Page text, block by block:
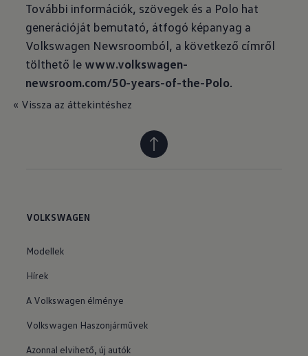
További információk, szövegek és a Polo hat
generációját bemutató, átfogó képanyag a
Volkswagen Newsroomból, a következő címről
tölthető le www.volkswagen-
newsroom.com/50-years-of-the-Polo.
« Vissza az áttekintéshez
VOLKSWAGEN
Modellek
Hírek
A Volkswagen élménye
Volkswagen Haszonjárművek
Azonnal elvihető, új autók